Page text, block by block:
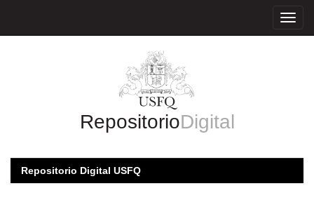
RepositorioDigital
Repositorio Digital USFQ